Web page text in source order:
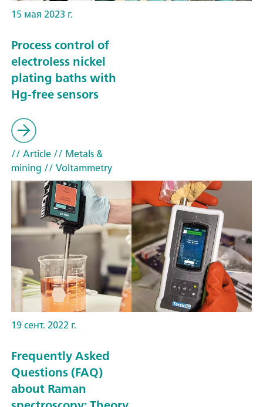
15 мая 2023 г.
Process control of
electroless nickel
plating baths with
Hg-free sensors
// Article// Metals &
mining // Voltammetry
19 сент. 2022 г.
Frequently Asked
Questions (FAQ)
about Raman